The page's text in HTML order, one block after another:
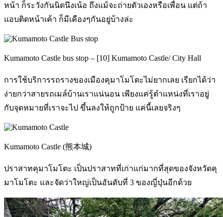
หน้า ก็ระวังกันนิดนึงเน้อ ถึงแม้จะถ่ายตัวเองหรือเพื่อน แต่ถ้า
แอบติดหน้าเค้า ก็มีเคืองๆกันอยู่บ้างล่ะ
Kumamoto Castle bus stop – [10] Kumamoto Castle/ City Hall
การใช้บริการรถรางของเมืองคุมาโมโตะไม่ยากเลย เรียกได้ว่า
ง่ายกว่าสายรถเมล์บ้านเราแน่นอน เพียงแค่รู้ตำแหน่งที่เราอยู่
กับจุดหมายที่เราจะไป ขึ้นลงให้ถูกป้าย แค่นี้เลยจริงๆ
Kumamoto Castle (熊本城)
ปราสาทคุมาโมโตะ เป็นปราสาทที่เก่าแก่มากที่สุดของจังหวัดคุ
มาโมโตะ และจัดว่าใหญ่เป็นอันดับที่ 3 ของญี่ปุ่นอีกด้วย